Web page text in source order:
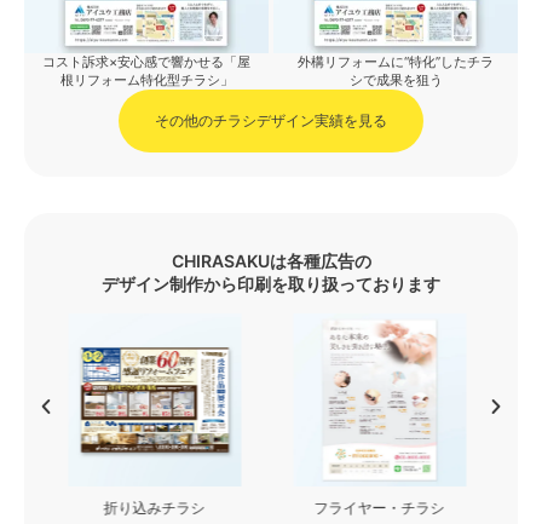
コスト訴求×安心感で響かせる「屋
根リフォーム特化型チラシ」
外構リフォームに“特化”したチラ
シで成果を狙う
その他のチラシデザイン実績を見る
CHIRASAKUは各種広告の
デザイン制作から印刷を取り扱っております
フライヤー・チラシ 看板・カッティングシート